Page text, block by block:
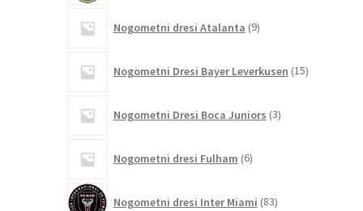
Nogometni dresi Atalanta 9izdelkov
Nogometni Dresi Bayer Leverkusen 15izdelkov
Nogometni Dresi Boca Juniors 3izdelki
Nogometni dresi Fulham 6izdelkov
Nogometni dresi Inter Miami 83